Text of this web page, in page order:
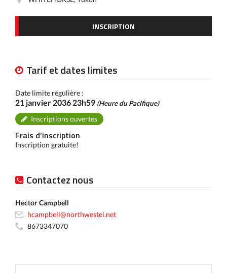
INSCRIPTION
Tarif et dates limites
Date limite régulière :
21 janvier 2036 23h59 (Heure du Pacifique)
Inscriptions ouvertes
Frais d’inscription
Inscription gratuite!
Contactez nous
Hector Campbell
hcampbell@northwestel.net
8673347070